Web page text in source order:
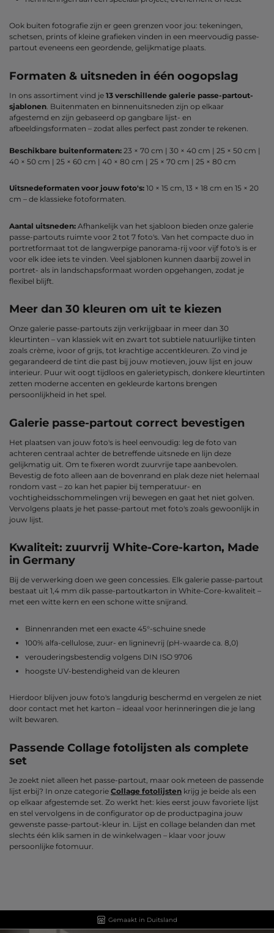
Ook buiten fotografie zijn er geen grenzen voor jou: tekeningen,
schetsen, prints of kleine grafieken vinden in een meervoudig passe-
partout eveneens een geordende, gelijkmatige plaats.
Formaten & uitsneden in één oogopslag
In ons assortiment vind je 13 verschillende galerie passe-partout-
sjablonen . Buitenmaten en binnenuitsneden zijn op elkaar
afgestemd en zijn gebaseerd op gangbare lijst- en
afbeeldingsformaten – zodat alles perfect past zonder te rekenen.
Beschikbare buitenformaten: 23 × 70 cm | 30 × 40 cm | 25 × 50 cm |
40 × 50 cm | 25 × 60 cm | 40 × 80 cm | 25 × 70 cm | 25 × 80 cm
Uitsnedeformaten voor jouw foto's: 10 × 15 cm, 13 × 18 cm en 15 × 20
cm – de klassieke fotoformaten.
Aantal uitsneden: Afhankelijk van het sjabloon bieden onze galerie
passe-partouts ruimte voor 2 tot 7 foto's. Van het compacte duo in
portretformaat tot de langwerpige panorama-rij voor vijf foto's is er
voor elk idee iets te vinden. Veel sjablonen kunnen daarbij zowel in
portret- als in landschapsformaat worden opgehangen, zodat je
flexibel blijft.
Meer dan 30 kleuren om uit te kiezen
Onze galerie passe-partouts zijn verkrijgbaar in meer dan 30
kleurtinten – van klassiek wit en zwart tot subtiele natuurlijke tinten
zoals crème, ivoor of grijs, tot krachtige accentkleuren. Zo vind je
gegarandeerd de tint die past bij jouw motieven, jouw lijst en jouw
interieur. Puur wit oogt tijdloos en galerietypisch, donkere kleurtinten
zetten moderne accenten en gekleurde kartons brengen
persoonlijkheid in het spel.
Galerie passe-partout correct bevestigen
Het plaatsen van jouw foto's is heel eenvoudig: leg de foto van
achteren centraal achter de betreffende uitsnede en lijn deze
gelijkmatig uit. Om te fixeren wordt zuurvrije tape aanbevolen.
Bevestig de foto alleen aan de bovenrand en plak deze niet helemaal
rondom vast – zo kan het papier bij temperatuur- en
vochtigheidsschommelingen vrij bewegen en gaat het niet golven.
Vervolgens plaats je het passe-partout met foto's zoals gewoonlijk in
jouw lijst.
Kwaliteit: zuurvrij White-Core-karton, Made
in Germany
Bij de verwerking doen we geen concessies. Elk galerie passe-partout
bestaat uit 1,4 mm dik passe-partoutkarton in White-Core-kwaliteit –
met een witte kern en een schone witte snijrand.
Binnenranden met een exacte 45°-schuine snede
100% alfa-cellulose, zuur- en ligninevrij (pH-waarde ca. 8,0)
verouderingsbestendig volgens DIN ISO 9706
hoogste UV-bestendigheid van de kleuren
Hierdoor blijven jouw foto's langdurig beschermd en vergelen ze niet
door contact met het karton – ideaal voor herinneringen die je lang
wilt bewaren.
Passende Collage fotolijsten als complete
set
Je zoekt niet alleen het passe-partout, maar ook meteen de passende
lijst erbij? In onze categorie Collage fotolijsten krijg je beide als een
op elkaar afgestemde set. Zo werkt het: kies eerst jouw favoriete lijst
en stel vervolgens in de configurator op de productpagina jouw
gewenste passe-partout-kleur in. Lijst en collage belanden dan met
slechts één klik samen in de winkelwagen – klaar voor jouw
persoonlijke fotomuur.
Gemaakt in Duitsland